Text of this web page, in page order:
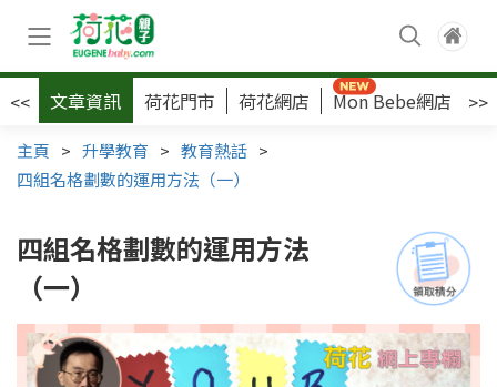
<< 文章資訊 荷花門市 荷花網店 Mon Bebe網店 >>
主頁 > 升學教育 > 教育熱話 >
四組名格劃數的運用方法（一）
四組名格劃數的運用方法
（一）